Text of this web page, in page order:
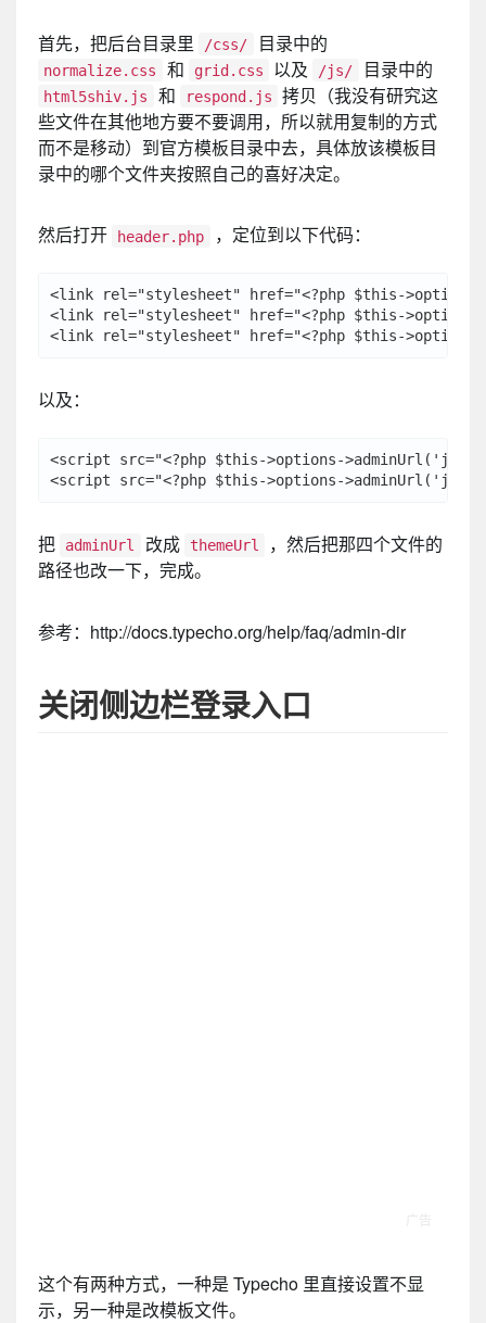
首先，把后台目录里 /css/ 目录中的
normalize.css 和 grid.css 以及 /js/ 目录中的
html5shiv.js 和 respond.js
拷贝（我没有研究这
些文件在其他地方要不要调用，所以就用复制的方式
而不是移动）到官方模板目录中去，具体放该模板目
录中的哪个文件夹按照自己的喜好决定。
然后打开 header.php ，定位到以下代码：
<link rel="stylesheet" href="<?php $this-
<link rel="stylesheet" href="<?php $this-
以及：
<script src="<?php $this->options->adminUrl('js/
把 adminUrl 改成 themeUrl
，然后把那四个文件的
路径也改一下，完成。
参考：http://docs.typecho.org/help/faq/admin-dir
关闭侧边栏登录入口
这个有两种方式，一种是 Typecho 里直接设置不显
示，另一种是改模板文件。